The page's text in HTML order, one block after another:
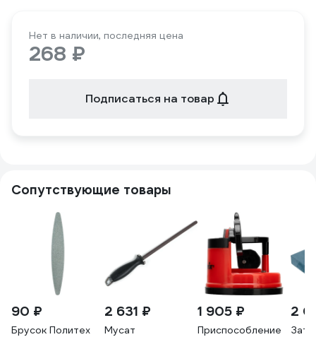
Нет в наличии, последняя цена
268 ₽
Подписаться на товар
Сопутствующие товары
90 ₽
Брусок Политех
2 631 ₽
Мусат
1 905 ₽
Приспособление
2